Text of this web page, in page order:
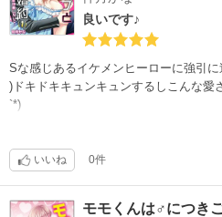
良いです♪
Sな感じあるイケメンヒーローに強引
)ドキドキキュンキュンするしこんな愛
`*)
いいね 0件
モモくんは♂につき